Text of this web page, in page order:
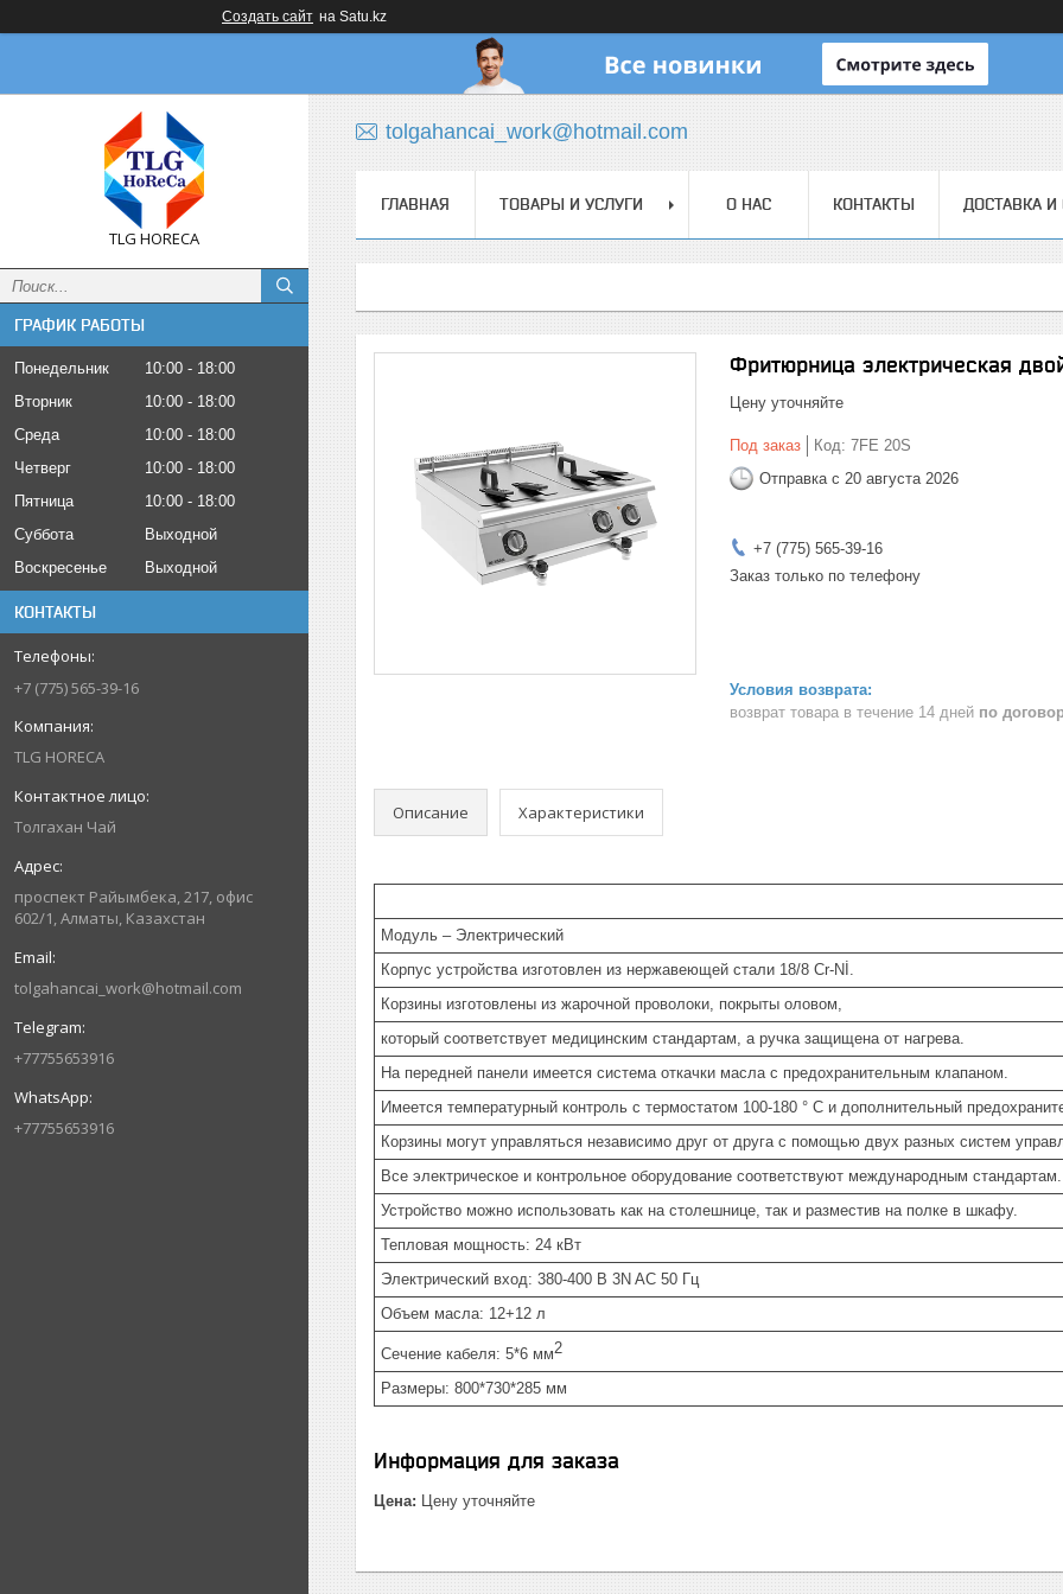
Создать сайт на Satu.kz
TLG HORECA
ГРАФИК РАБОТЫ
Понедельник 10:00
18:00
Вторник
10:00
18:00
Среда
10:00
18:00
Четверг
10:00
18:00
Пятница
10:00
18:00
Суббота
Выходной
Воскресенье
Выходной
КОНТАКТЫ
+7 (775) 565-39-16
TLG HORECA
Толгахан Чай
проспект Райымбека, 217, офис
602/1, Алматы, Казахстан
tolgahancai_work@hotmail.com
+77755653916
+77755653916
tolgahancai_work@hotmail.com
ГЛАВНАЯ ТОВАРЫ И УСЛУГИ О НАС КОНТАКТЫ ДОСТАВКА И
Фритюрница электрическая
Цену уточняйте
Под заказ Код: 7FE 20S
Отправка с 20 августа 2026
+7 (775) 565-39-16
Заказ только по телефону
возврат товара в течение 14 дней по
Описание Характеристики
Модуль – Электрический
Корпус устройства изготовлен из нержавеющей стали 18/8 Cr-Nİ.
Корзины изготовлены из жарочной проволоки, покрыты оловом,
который соответствует медицинским стандартам, а ручка защищена от нагрева.
На передней панели имеется система откачки масла с предохранительным клапаном.
Имеется температурный контроль с термостатом 100-180 ° C и дополнительный
Корзины могут управляться независимо друг от друга с помощью двух разных систем
Все электрическое и контрольное оборудование соответствуют международным стандартам.
Устройство можно использовать как на столешнице, так и разместив на полке в шкафу.
Тепловая мощность: 24 кВт
Электрический вход: 380-400 В 3N AC 50 Гц
Объем масла: 12+12 л
Сечение кабеля: 5*6 мм2
Размеры: 800*730*285 мм
Информация для заказа
Цена: Цену уточняйте